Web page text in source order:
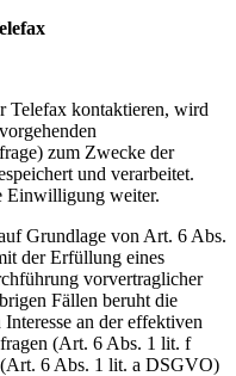
Telefax kontaktieren, wird
zum Zwecke der
und verarbeitet.
Einwilligung weiter.
Grundlage von Art. 6 Abs.
der Erfüllung eines
vorvertraglicher
Fällen beruht die
an der effektiven
(Art. 6 Abs. 1 lit. f
6 Abs. 1 lit. a DSGVO)